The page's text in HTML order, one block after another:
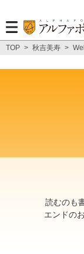
TOP > 秋吉美寿 >
読むのも
エンドの